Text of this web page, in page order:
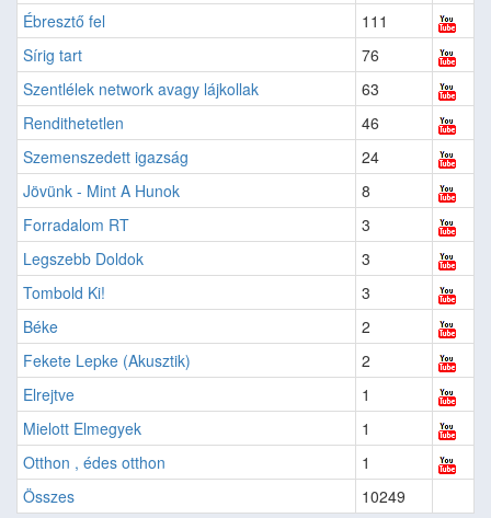
Ébresztő fel
111
Sírig tart
76
Szentlélek network avagy lájkollak
63
Rendithetetlen
46
Szemenszedett igazság
24
Jövünk - Mint A Hunok
8
Forradalom RT
3
Legszebb Doldok
3
Tombold Ki!
3
Béke
2
Fekete Lepke (Akusztik)
2
Elrejtve
1
Mielott Elmegyek
1
Otthon , édes otthon
1
Összes
10249